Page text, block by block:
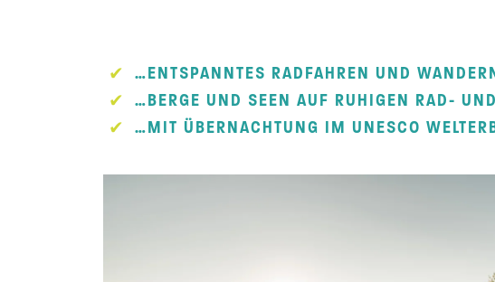
…ENTSPANNTES RADFAHREN UND
…BERGE UND SEEN AUF RUHIGEN RAD-
…MIT ÜBERNACHTUNG IM UNESCO